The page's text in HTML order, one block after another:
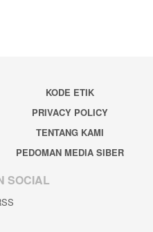
KODE ETIK
PRIVACY POLICY
TENTANG KAMI
PEDOMAN MEDIA SIBER
SOCIAL